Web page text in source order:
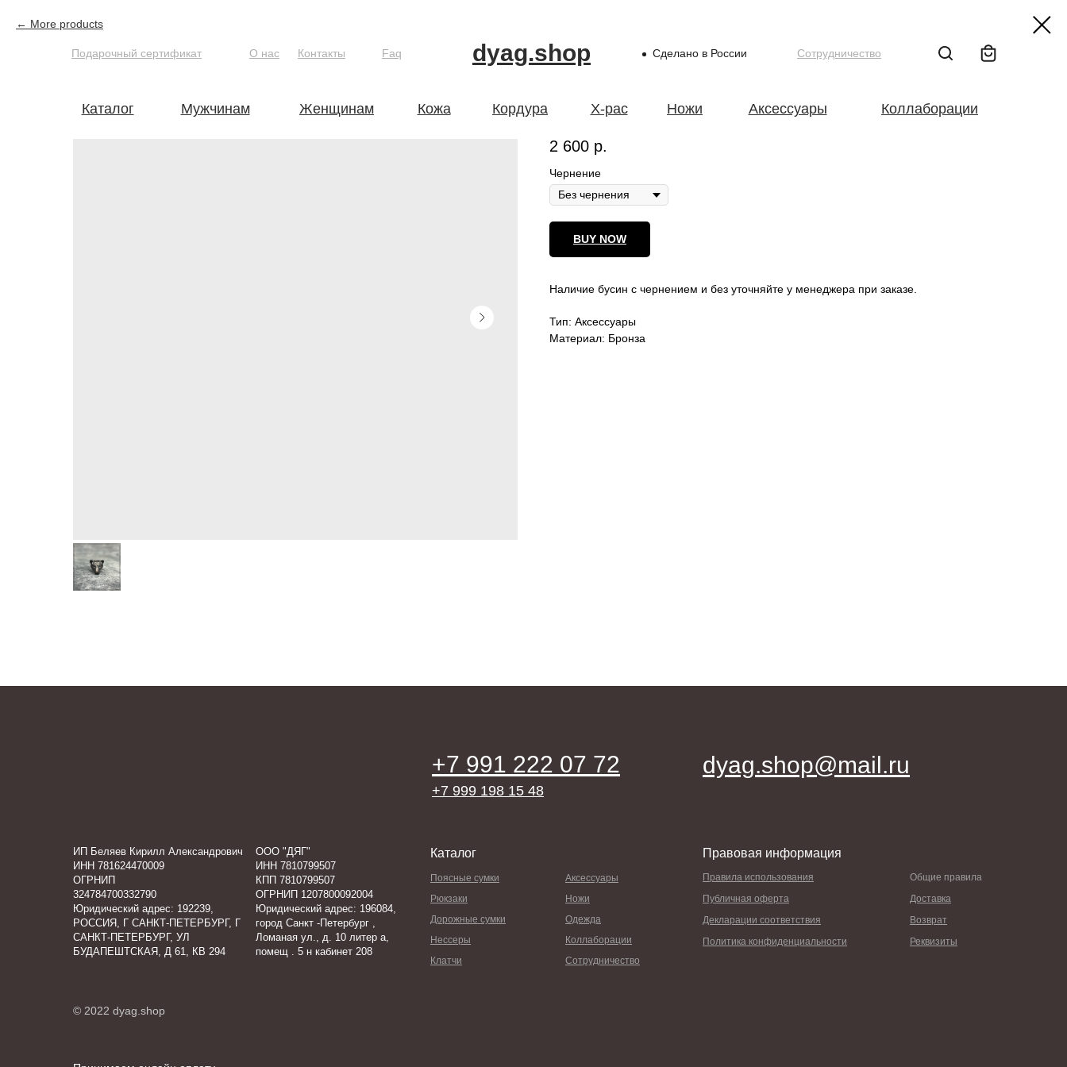
dyag.shop
Подарочный сертификат О нас Контакты Faq Сотрудничество
Сделано в России
Кожа
Мужчинам Женщинам Аксессуары
Ножи Коллаборации
Каталог Кордура X-pac
More products
Бусина бронза Медведь
2 600 р.
Чернение
BUY NOW
Наличие бусин с чернением и без уточняйте у менеджера при заказе.
Тип: Аксессуары
Материал: Бронза
Правила использования
+7 991 222 07 72 dyag.shop@mail.ru
Правовая информация
ИП Беляев Кирилл Александрович
ИНН 781624470009
ОГРНИП
324784700332790
Юридический адрес: 192239,
РОССИЯ, Г САНКТ-ПЕТЕРБУРГ, Г
САНКТ-ПЕТЕРБУРГ, УЛ
БУДАПЕШТСКАЯ, Д 61, КВ 294
© 2022 dyag.shop
Каталог
Общие правила
Поясные сумки Аксессуары
Возврат
Декларации соответствия
Дорожные сумки
Одежда
Реквизиты
Политика конфиденциальности
Коллаборации
Нессеры
Доставка
Публичная оферта
Рюкзаки Ножи
Клатчи Сотрудничество
ООО "ДЯГ"
ИНН 7810799507
КПП 7810799507
ОГРНИП 1207800092004
Юридический адрес: 196084,
город Санкт -Петербург ,
Ломаная ул., д. 10 литер а,
помещ . 5 н кабинет 208
+7 999 198 15 48